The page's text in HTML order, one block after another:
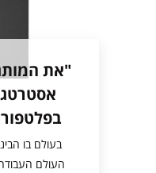
"את
בעולם בו
העולם